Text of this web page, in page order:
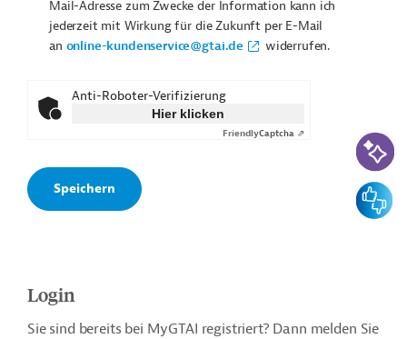
Mail-Adresse zum Zwecke der Information kann ich
jederzeit mit Wirkung für die Zukunft per E-Mail
an online-kundenservice@gtai.de widerrufen.
Anti-Roboter-Verifizierung
Hier klicken
FriendlyCaptcha ⇗
Login
Sie sind bereits bei MyGTAI registriert? Dann melden Sie
KI-